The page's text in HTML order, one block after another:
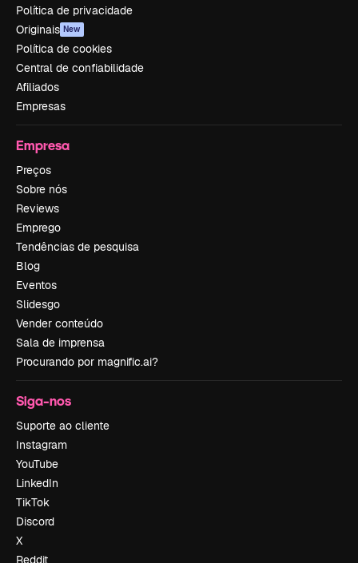
Política de privacidade
Originais New
Política de cookies
Central de confiabilidade
Afiliados
Empresas
Empresa
Preços
Sobre nós
Reviews
Emprego
Tendências de pesquisa
Blog
Eventos
Slidesgo
Vender conteúdo
Sala de imprensa
Procurando por magnific.ai?
Siga-nos
Suporte ao cliente
Instagram
YouTube
LinkedIn
TikTok
Discord
X
Reddit